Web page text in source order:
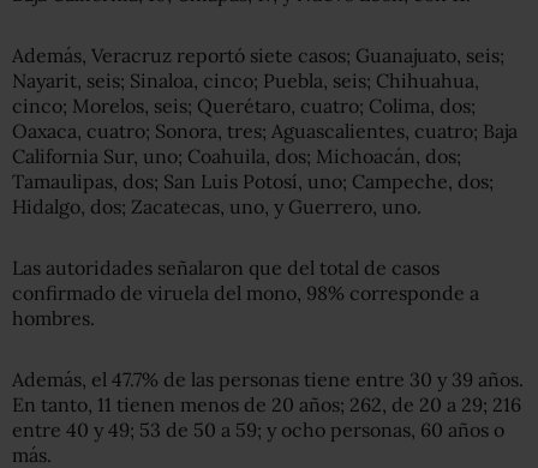
Además, Veracruz reportó siete casos; Guanajuato, seis;
Nayarit, seis; Sinaloa, cinco; Puebla, seis; Chihuahua,
cinco; Morelos, seis; Querétaro, cuatro; Colima, dos;
Oaxaca, cuatro; Sonora, tres; Aguascalientes, cuatro; Baja
California Sur, uno; Coahuila, dos; Michoacán, dos;
Tamaulipas, dos; San Luis Potosí, uno; Campeche, dos;
Hidalgo, dos; Zacatecas, uno, y Guerrero, uno.
Las autoridades señalaron que del total de casos
confirmado de viruela del mono, 98% corresponde a
hombres.
Además, el 47.7% de las personas tiene entre 30 y 39 años.
En tanto, 11 tienen menos de 20 años; 262, de 20 a 29; 216
entre 40 y 49; 53 de 50 a 59; y ocho personas, 60 años o
más.